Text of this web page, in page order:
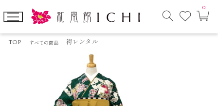
お
入
ペ
0
TOP すべての商品 袴レンタル